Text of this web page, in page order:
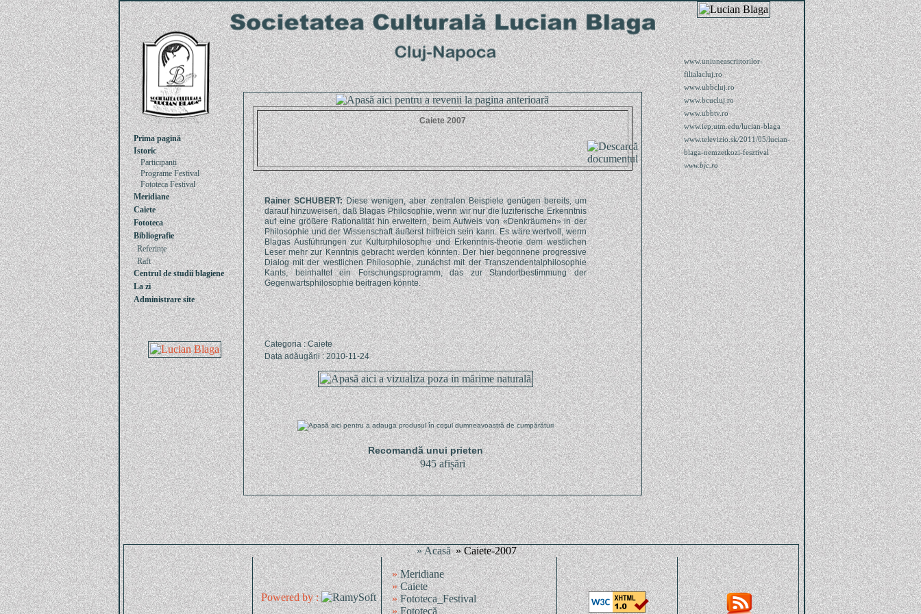
Prima pagină
Istoric
Participanți
Programe Festival
Fototeca Festival
Meridiane
Caiete
Fototeca
Bibliografie
Referințe
Raft
Centrul de studii blagiene
La zi
Administrare site
www.uniuneascriitorilor-
filialacluj.ro
www.ubbcluj.ro
www.bcucluj.ro
www.ubbtv.ro
www.iep.utm.edu/lucian-blaga
www.televizio.sk/2011/05/lucian-
blaga-nemzetkozi-fesztival
www.bjc.ro
Caiete 2007
Rainer SCHUBERT:Diese wenigen, aber zentralen Beispiele genügen bereits, um
darauf hinzuweisen, daß Blagas Philosophie, wenn wir nur die luziferische Erkenntnis
auf eine größere Rationalität hin erweitern, beim Aufweis von «Denkräumen» in der
Philosophie und der Wissenschaft äußerst hilfreich sein kann. Es wäre wertvoll, wenn
Blagas Ausführungen zur Kulturphilosophie und Erkenntnis‐theorie dem westlichen
Leser mehr zur Kenntnis gebracht werden könnten. Der hier begonnene progressive
Dialog mit der westlichen Philosophie, zunächst mit der Transzendentalphilosophie
Kants, beinhaltet ein Forschungsprogramm, das zur Standortbestimmung der
Gegenwartsphilosophie beitragen könnte.
Categoria : Caiete
Data adăugării : 2010-11-24
Recomandă unui prieten
945 afișări
» Acasă » Caiete-2007
Powered by :
»Meridiane
»Caiete
»Fototeca_Festival
»Fototecă